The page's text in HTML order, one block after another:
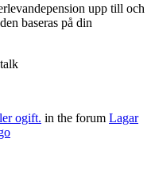
upp till och
baseras på din
ogift. in the forum Lagar